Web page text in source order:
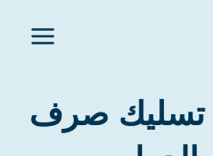
تسليك صرف